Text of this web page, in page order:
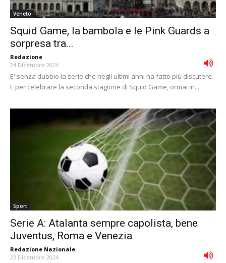
Veneto
Squid Game, la bambola e le Pink Guards a
sorpresa tra...
Redazione -
24 Dicembre 2024
E' senza dubbio la serie che negli ultimi anni ha fatto più discutere.
E per celebrare la seconda stagione di Squid Game, ormai in...
Sport
Serie A: Atalanta sempre capolista, bene
Juventus, Roma e Venezia
Redazione Nazionale -
23 Dicembre 2024